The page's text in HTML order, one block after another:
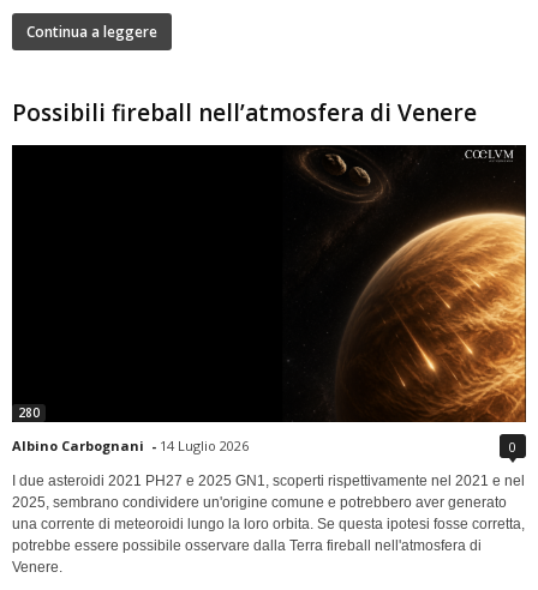
Continua a leggere
Possibili fireball nell’atmosfera di Venere
280
Albino Carbognani - 14 Luglio 2026 0
I due asteroidi 2021 PH27 e 2025 GN1, scoperti rispettivamente nel 2021 e nel
2025, sembrano condividere un'origine comune e potrebbero aver generato
una corrente di meteoroidi lungo la loro orbita. Se questa ipotesi fosse corretta,
potrebbe essere possibile osservare dalla Terra fireball nell'atmosfera di
Venere.